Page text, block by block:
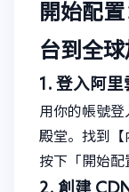
開始配
台到全
1. 登入阿
用你的帳號
殿堂。找到【
按下「開始配
2. 創建